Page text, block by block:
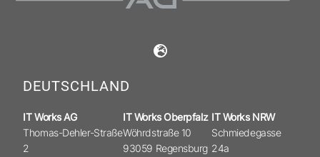
DEUTSCHLAND
IT Works AG
Thomas-Dehler-Straße
2
IT Works Oberpfalz
Wöhrdstraße 10
93059 Regensburg
IT Works NRW
Schmiedegasse
24a